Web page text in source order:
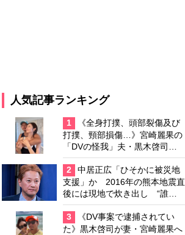
人気記事ランキング
1
《全身打撲、頭部裂傷及び
打撲、頸部損傷…》宮崎麗果の
「DVの怪我」夫・黒木啓司の
逮捕で始まる「夫婦の闘争」
2
中居正広「ひそかに被災地
支援」か 2016年の熊本地震直
後には現地で炊き出し “誰に
も知られなくて良い”と、むし
ろ強まる福祉活動への思い
3
《DV事案で逮捕されてい
た》黒木啓司が妻・宮崎麗果へ